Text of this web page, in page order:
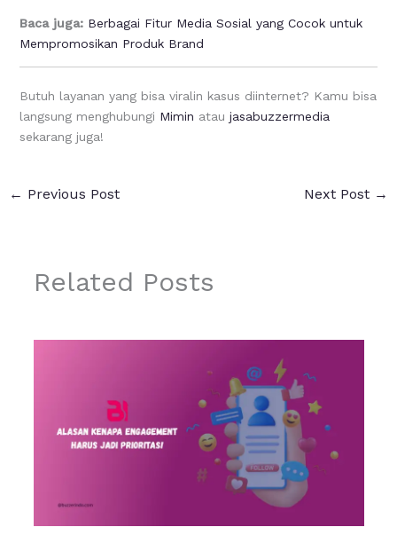
Baca juga: Berbagai Fitur Media Sosial yang Cocok untuk
Mempromosikan Produk Brand
Butuh layanan yang bisa viralin kasus diinternet? Kamu bisa
langsung menghubungi Mimin atau jasabuzzermedia
sekarang juga!
← Previous Post Next Post →
Related Posts